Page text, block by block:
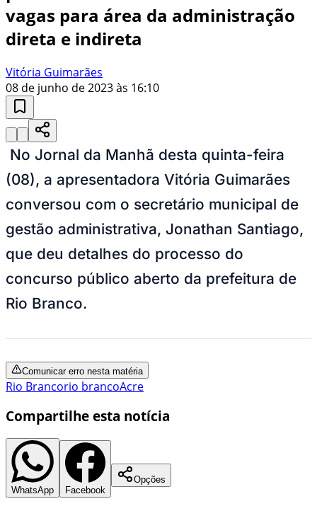
vagas para área da administração
direta e indireta
Vitória Guimarães
08 de junho de 2023 às 16:10
No Jornal da Manhã desta quinta-feira
(08), a apresentadora Vitória Guimarães
conversou com o secretário municipal de
gestão administrativa, Jonathan Santiago,
que deu detalhes do processo do
concurso público aberto da prefeitura de
Rio Branco.
Comunicar erro nesta matéria
Rio Brancorio brancoAcre
Compartilhe esta notícia
WhatsApp Facebook
Opções